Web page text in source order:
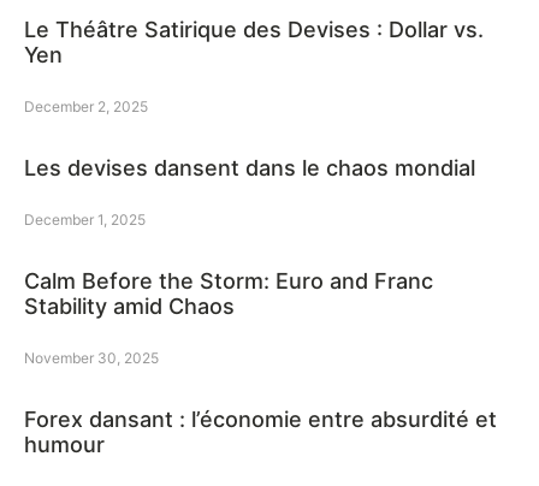
Le Théâtre Satirique des Devises : Dollar vs.
Yen
December 2, 2025
Les devises dansent dans le chaos mondial
December 1, 2025
Calm Before the Storm: Euro and Franc
Stability amid Chaos
November 30, 2025
Forex dansant : l’économie entre absurdité et
humour